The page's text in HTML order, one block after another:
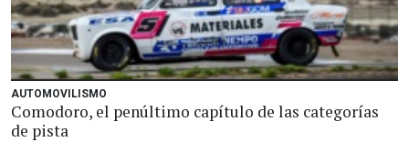
AUTOMOVILISMO
Comodoro, el penúltimo capítulo de las categorías
de pista